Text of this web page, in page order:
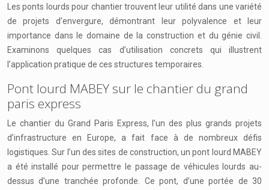
Les ponts lourds pour chantier trouvent leur utilité dans une variété
de projets d’envergure, démontrant leur polyvalence et leur
importance dans le domaine de la construction et du génie civil.
Examinons quelques cas d’utilisation concrets qui illustrent
l’application pratique de ces structures temporaires.
Pont lourd MABEY sur le chantier du grand
paris express
Le chantier du Grand Paris Express, l’un des plus grands projets
d’infrastructure en Europe, a fait face à de nombreux défis
logistiques. Sur l’un des sites de construction, un pont lourd MABEY
a été installé pour permettre le passage de véhicules lourds au-
dessus d’une tranchée profonde. Ce pont, d’une portée de 30